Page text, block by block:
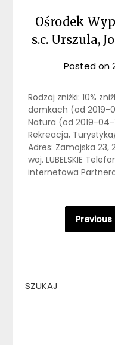
Ośrodek
s.c. Urszula,
Posted on
Rodzaj zniżki: 10%
domkach (od 2019-
Natura (od 2019-
Rekreacja,
Adres: Zamojska
woj. LUBELSKIE
internetowa
Stronicowanie
wpisów
Previous
SZUKAJ